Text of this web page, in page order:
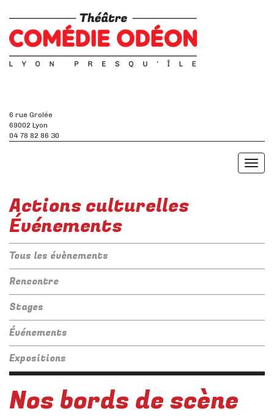
6 rue Grolée
69002 Lyon
04 78 82 86 30
Toggle
Actions culturelles
Événements
Tous les évènements
Rencontre
Stages
Événements
Expositions
Nos bords de scène